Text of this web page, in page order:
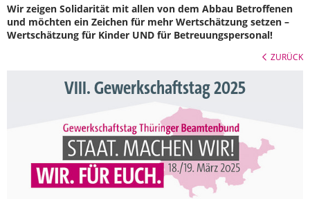
Wir zeigen Solidarität mit allen von dem Abbau Betroffenen
und möchten ein Zeichen für mehr Wertschätzung setzen –
Wertschätzung für Kinder UND für Betreuungspersonal!
ZURÜCK
VIII. Gewerkschaftstag 2025